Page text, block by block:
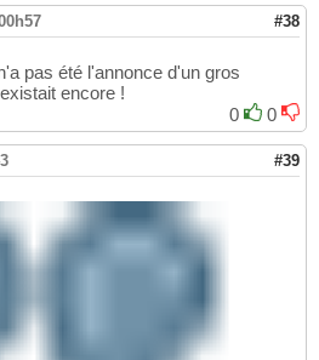
#38
pas été l'annonce d'un gros
encore !
0
0
#39